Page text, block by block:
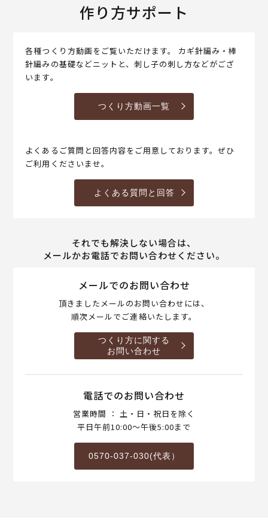
作り方サポート
各種つくり方動画をご覧いただけます。 カギ針編み・棒
針編みの基礎などニットと、刺し子の刺し方などがござ
います。
つくり方動画一覧
よくあるご質問と回答内容をご用意しております。ぜひ
ご利用くださいませ。
よくある質問と回答
それでも解決しない場合は、
メールかお電話でお問い合わせください。
メールでのお問い合わせ
頂きましたメールのお問い合わせには、
順次メールでご連絡いたします。
つくり方に関する
お問い合わせ
電話でのお問い合わせ
営業時間 ： 土・日・祝日を除く
平日午前10:00～午後5:00まで
0570-037-030(代表）